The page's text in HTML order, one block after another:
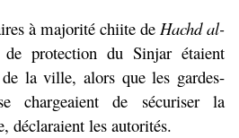
à majorité chiite de Hachd al-
protection du Sinjar étaient
la ville, alors que les gardes-
chargeaient de sécuriser la
déclaraient les autorités.